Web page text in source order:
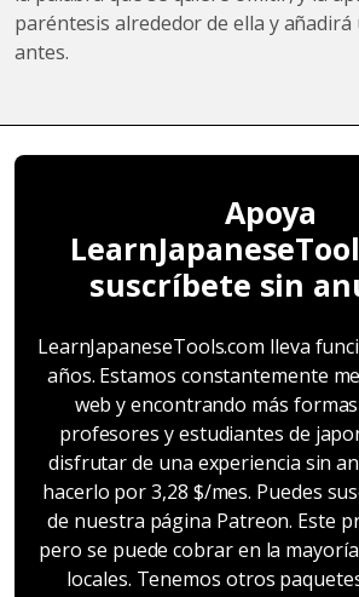
paréntesis alrededor de ella y añadirá
antes.
Apoya
suscríbete sin
LearnJapaneseTools.com lleva
años. Estamos constantemente
web y encontrando más
profesores y estudiantes de
disfrutar de una experiencia sin
hacerlo por 3,28 $/mes. Puedes
de nuestra página Patreon. Este
pero se puede cobrar en la
locales. Tenemos otros